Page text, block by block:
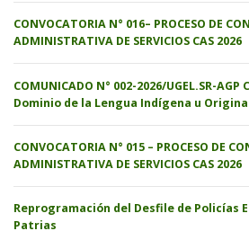
CONVOCATORIA N° 016– PROCESO DE
ADMINISTRATIVA DE SERVICIOS CAS 2026
COMUNICADO N° 002-2026/UGEL.SR-
Dominio de la Lengua Indígena u
CONVOCATORIA N° 015 – PROCESO DE
ADMINISTRATIVA DE SERVICIOS CAS 2026
Reprogramación del Desfile de Policías
Patrias